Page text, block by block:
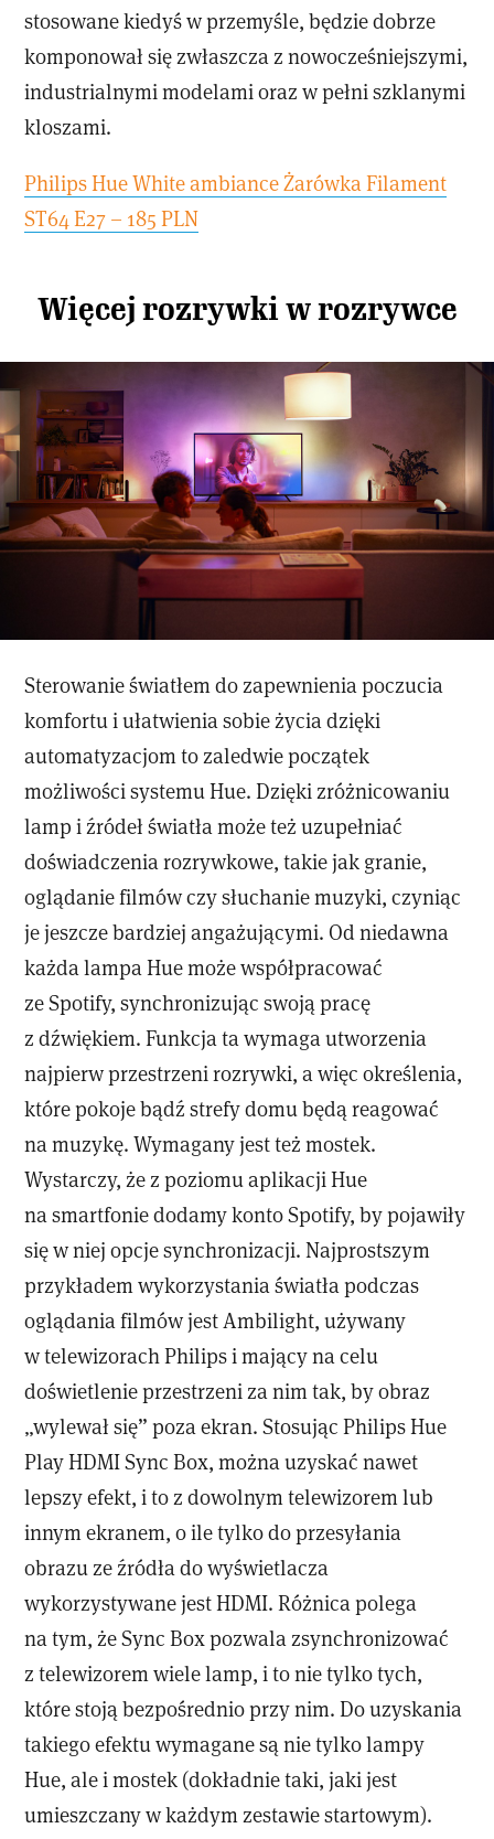
stosowane kiedyś w przemyśle, będzie dobrze
komponował się zwłaszcza z nowocześniejszymi,
industrialnymi modelami oraz w pełni szklanymi
kloszami.
Philips Hue White ambiance Żarówka Filament
ST64 E27 – 185 PLN
Więcej rozrywki w rozrywce
Sterowanie światłem do zapewnienia poczucia
komfortu i ułatwienia sobie życia dzięki
automatyzacjom to zaledwie początek
możliwości systemu Hue. Dzięki zróżnicowaniu
lamp i źródeł światła może też uzupełniać
doświadczenia rozrywkowe, takie jak granie,
oglądanie filmów czy słuchanie muzyki, czyniąc
je jeszcze bardziej angażującymi. Od niedawna
każda lampa Hue może współpracować
ze Spotify, synchronizując swoją pracę
z dźwiękiem. Funkcja ta wymaga utworzenia
najpierw przestrzeni rozrywki, a więc określenia,
które pokoje bądź strefy domu będą reagować
na muzykę. Wymagany jest też mostek.
Wystarczy, że z poziomu aplikacji Hue
na smartfonie dodamy konto Spotify, by pojawiły
się w niej opcje synchronizacji. Najprostszym
przykładem wykorzystania światła podczas
oglądania filmów jest Ambilight, używany
w telewizorach Philips i mający na celu
doświetlenie przestrzeni za nim tak, by obraz
„wylewał się” poza ekran. Stosując Philips Hue
Play HDMI Sync Box, można uzyskać nawet
lepszy efekt, i to z dowolnym telewizorem lub
innym ekranem, o ile tylko do przesyłania
obrazu ze źródła do wyświetlacza
wykorzystywane jest HDMI. Różnica polega
na tym, że Sync Box pozwala zsynchronizować
z telewizorem wiele lamp, i to nie tylko tych,
które stoją bezpośrednio przy nim. Do uzyskania
takiego efektu wymagane są nie tylko lampy
Hue, ale i mostek (dokładnie taki, jaki jest
umieszczany w każdym zestawie startowym).